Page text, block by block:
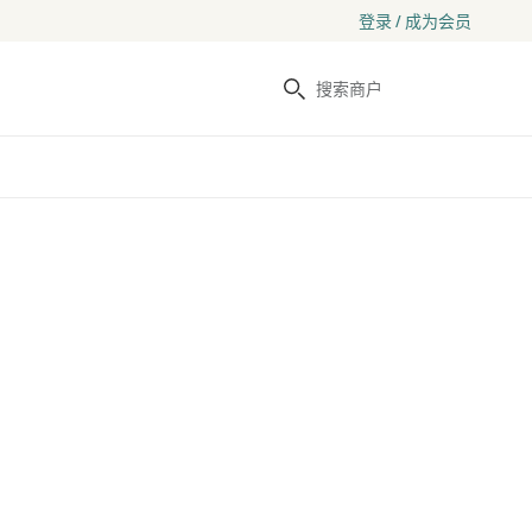
登录 / 成为会员
搜索